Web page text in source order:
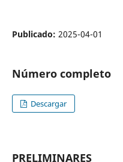
Publicado: 2025-04-01
Número completo
Descargar
PRELIMINARES